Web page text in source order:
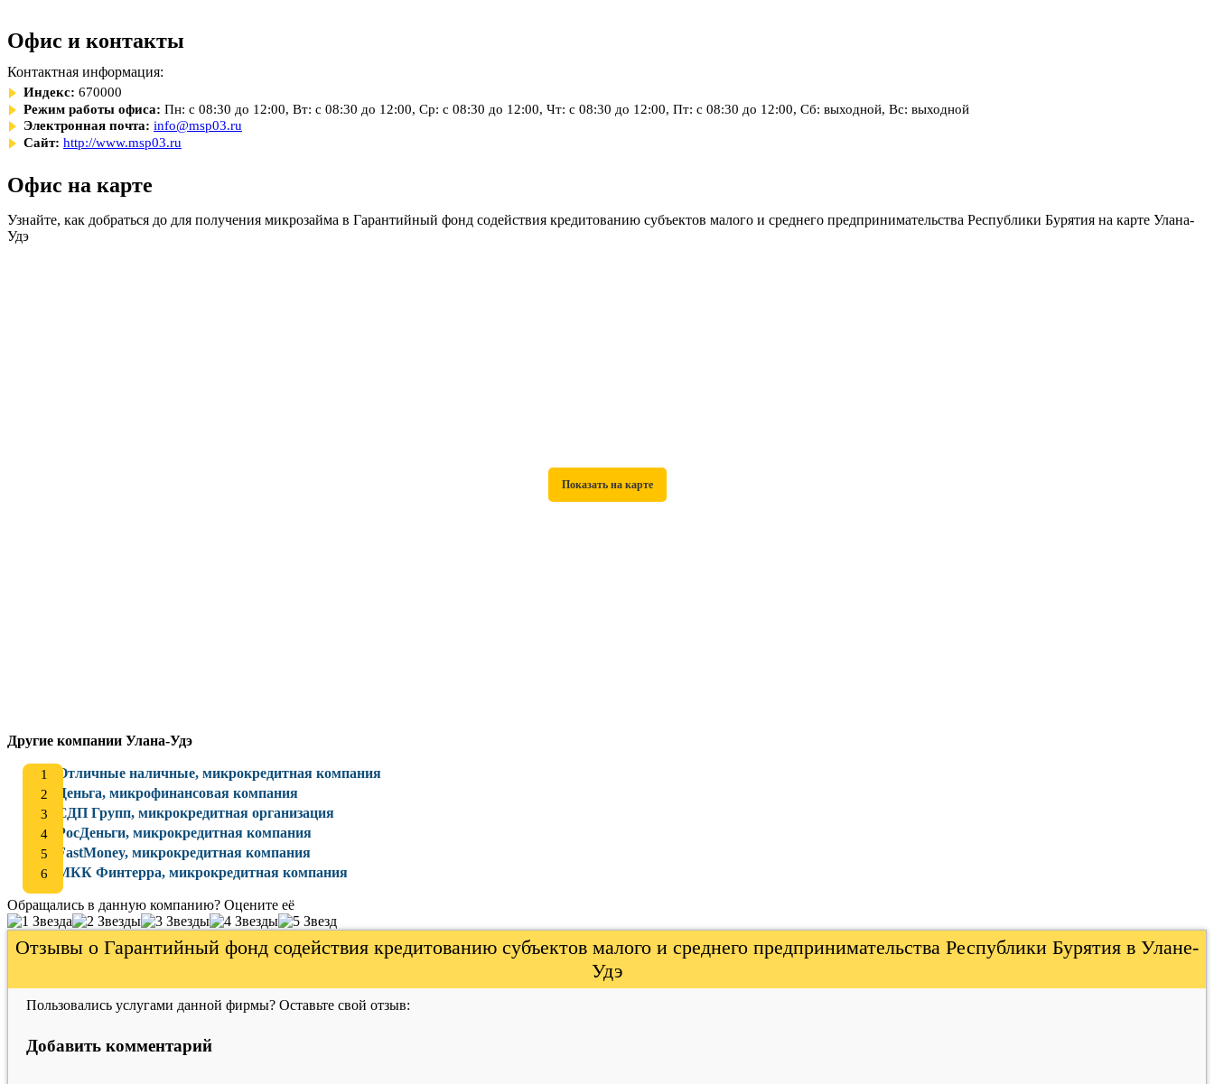
Офис и контакты
Контактная информация:
Индекс: 670000
Режим работы офиса: Пн: с 08:30 до 12:00, Вт: с 08:30 до 12:00, Ср: с 08:30 до 12:00, Чт: с 08:30 до 12:00, Пт: с 08:30 до 12:00, Сб: выходной, Вс: выходной
Электронная почта: info@msp03.ru
Сайт: http://www.msp03.ru
Офис на карте
Узнайте, как добраться до для получения микрозайма в Гарантийный фонд содействия кредитованию субъектов малого и среднего предпринимательства Республики Бурятия на карте Улана-
Удэ
Другие компании Улана-Удэ
Отличные наличные, микрокредитная компания
Деньга, микрофинансовая компания
СДП Групп, микрокредитная организация
РосДеньги, микрокредитная компания
FastMoney, микрокредитная компания
МКК Финтерра, микрокредитная компания
Обращались в данную компанию? Оцените её
Отзывы о Гарантийный фонд содействия кредитованию субъектов малого и среднего предпринимательства Республики Бурятия в Улане-
Удэ
Пользовались услугами данной фирмы? Оставьте свой отзыв:
Добавить комментарий